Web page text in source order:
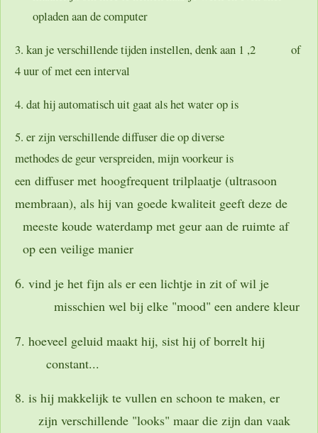
opladen aan de computer
3. kan je verschillende tijden instellen, denk aan 1 ,2 of
4 uur of met een interval
4. dat hij automatisch uit gaat als het water op is
5. er zijn verschillende diffuser die op diverse
methodes de geur verspreiden, mijn voorkeur is
een diffuser met hoogfrequent trilplaatje (ultrasoon
membraan), als hij van goede kwaliteit geeft deze de
meeste koude waterdamp met geur aan de ruimte af
op een veilige manier
6. vind je het fijn als er een lichtje in zit of wil je
misschien wel bij elke "mood" een andere kleur
7. hoeveel geluid maakt hij, sist hij of borrelt hij
constant...
8. is hij makkelijk te vullen en schoon te maken, er
zijn verschillende "looks" maar die zijn dan vaak